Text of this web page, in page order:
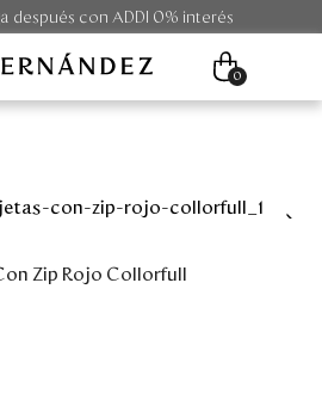
después con ADDI 0% interés
0
Zip Rojo Collorfull